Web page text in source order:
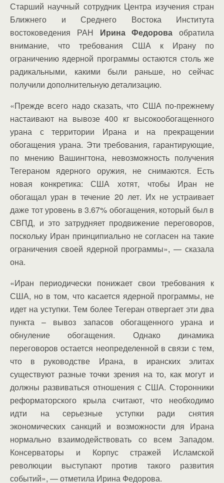
Старший научный сотрудник Центра изучения стран
Ближнего и Среднего Востока Института
востоковедения РАН Ирина Федорова обратила
внимание, что требования США к Ирану по
ограничению ядерной программы остаются столь же
радикальными, какими были раньше, но сейчас
получили дополнительную детализацию.
«Прежде всего надо сказать, что США по-прежнему
настаивают на вывозе 400 кг высокообогащенного
урана с территории Ирана и на прекращении
обогащения урана. Эти требования, гарантирующие,
по мнению Вашингтона, невозможность получения
Тегераном ядерного оружия, не снимаются. Есть
новая конкретика: США хотят, чтобы Иран не
обогащал уран в течение 20 лет. Их не устраивает
даже тот уровень в 3.67% обогащения, который был в
СВПД, и это затрудняет продвижение переговоров,
поскольку Иран принципиально не согласен на такие
ограничения своей ядерной программы», — сказала
она.
«Иран периодически понижает свои требования к
США, но в том, что касается ядерной программы, не
идет на уступки. Тем более Тегеран отвергает эти два
пункта – вывоз запасов обогащенного урана и
обнуление обогащения. Однако динамика
переговоров остается неопределенной в связи с тем,
что в руководстве Ирана, в иранских элитах
существуют разные точки зрения на то, как могут и
должны развиваться отношения с США. Сторонники
реформаторского крыла считают, что необходимо
идти на серьезные уступки ради снятия
экономических санкций и возможности для Ирана
нормально взаимодействовать со всем Западом.
Консерваторы и Корпус стражей Исламской
революции выступают против такого развития
событий», — отметила Ирина Федорова.